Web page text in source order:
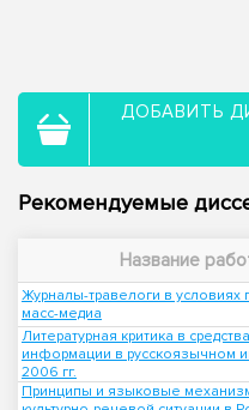
ДОБАВИТЬ
Рекомендуемые
Название
Журналы-травелоги в условиях
масс-медиа
Литературная критика в
информации в русскоязычном
2006 гг.
Принципы и языковые